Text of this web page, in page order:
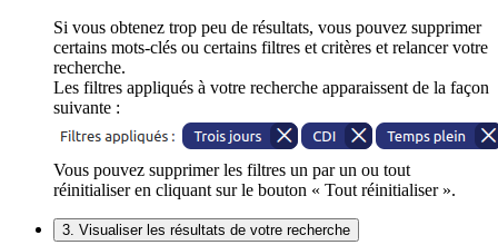
Si vous obtenez trop peu de résultats, vous pouvez supprimer
certains mots-clés ou certains filtres et critères et relancer votre
recherche.
Les filtres appliqués à votre recherche apparaissent de la façon
suivante :
Vous pouvez supprimer les filtres un par un ou tout
réinitialiser en cliquant sur le bouton « Tout réinitialiser ».
3. Visualiser les résultats de votre recherche